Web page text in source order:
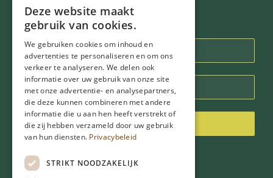
Nyhetsbrev
Inschrijven
Deze website maakt
gebruik van cookies.
We gebruiken cookies om inhoud en
advertenties te personaliseren en om ons
verkeer te analyseren. We delen ook
informatie over uw gebruik van onze site
met onze advertentie- en analysepartners,
die deze kunnen combineren met andere
informatie die u aan hen heeft verstrekt of
die zij hebben verzameld door uw gebruik
van hun diensten. Privacybeleid
STRIKT NOODZAKELIJK